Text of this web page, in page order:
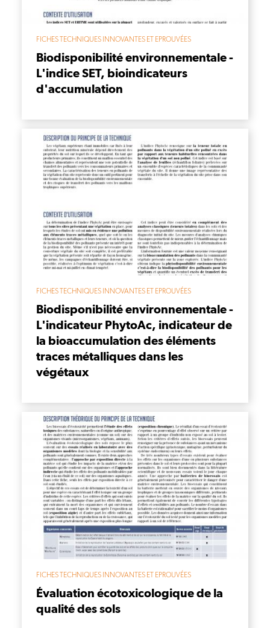
FICHES TECHNIQUES INNOVANTES ET EPROUVÉES
Biodisponibilité environnementale -
L'indice SET, bioindicateurs
d'accumulation
FICHES TECHNIQUES INNOVANTES ET EPROUVÉES
Biodisponibilité environnementale -
L'indicateur PhytoAc, indicateur de
la bioaccumulation des éléments
traces métalliques dans les
végétaux
FICHES TECHNIQUES INNOVANTES ET EPROUVÉES
Évaluation écotoxicologique de la
qualité des sols